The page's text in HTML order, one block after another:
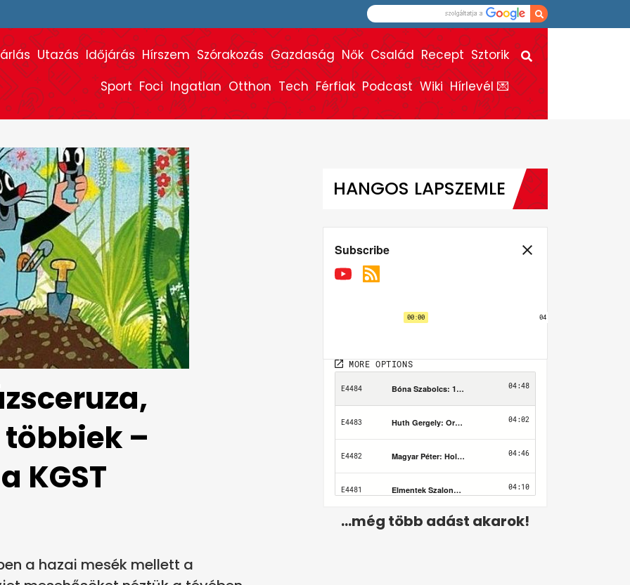
Utazás Időjárás Hírszem Szórakozás Gazdaság Nők Család Recept Sztorik
Sport Foci Ingatlan Otthon Tech Férfiak Podcast Wiki Hírlevél 💌
–
KGST
a hazai mesék mellett a
HANGOS LAPSZEMLE
...még több adást akarok!